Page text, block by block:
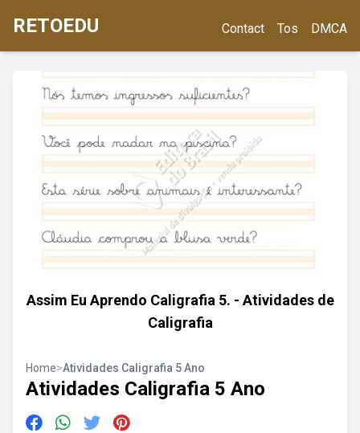
RETOEDU Contact Tos DMCA
Assim Eu Aprendo Caligrafia 5. - Atividades de
Caligrafia
Home>Atividades Caligrafia 5 Ano
Atividades Caligrafia 5 Ano